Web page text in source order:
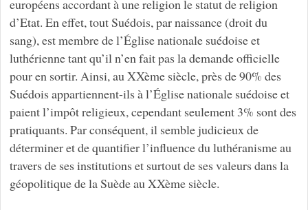
européens accordant à une religion le statut de religion
d’Etat. En effet, tout Suédois, par naissance (droit du
sang), est membre de l’Église nationale suédoise et
luthérienne tant qu’il n’en fait pas la demande officielle
pour en sortir. Ainsi, au XXème siècle, près de 90% des
Suédois appartiennent-ils à l’Église nationale suédoise et
paient l’impôt religieux, cependant seulement 3% sont des
pratiquants. Par conséquent, il semble judicieux de
déterminer et de quantifier l’influence du luthéranisme au
travers de ses institutions et surtout de ses valeurs dans la
géopolitique de la Suède au XXème siècle.